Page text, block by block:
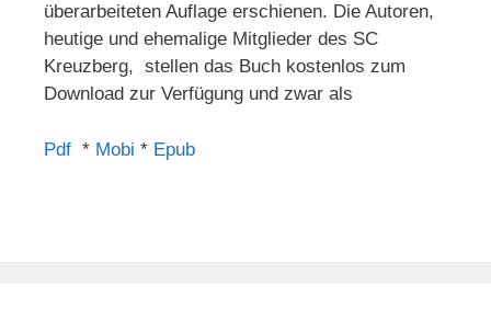
überarbeiteten Auflage erschienen. Die Autoren,
heutige und ehemalige Mitglieder des SC
Kreuzberg, stellen das Buch kostenlos zum
Download zur Verfügung und zwar als
Pdf * Mobi * Epub